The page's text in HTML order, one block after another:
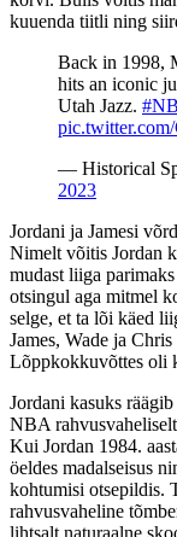
kuuenda tiitli ning
Back in 1998,
hits an iconic
Utah Jazz.
— Historical
2023
Jordani ja Jamesi
Nimelt võitis Jordan
mudast liiga
otsingul aga mitmel
selge, et ta lõi käed
James, Wade ja
Lõppkokkuvõttes oli
Jordani kasuks
NBA
Kui Jordan 1984.
öeldes madalseisus
kohtumisi otsepildis.
rahvusvaheline
lihtsalt naturaalne